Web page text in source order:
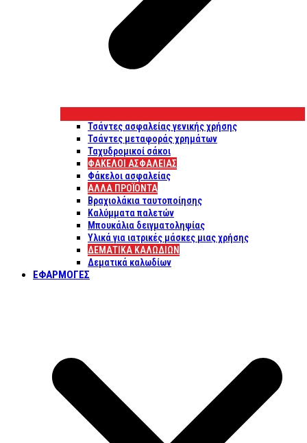
Τσάντες ασφαλείας γενικής χρήσης
Τσάντες μεταφοράς χρημάτων
Ταχυδρομικοί σάκοι
ΦΑΚΕΛΟΙ ΑΣΦΑΛΕΙΑΣ
Φάκελοι ασφαλείας
ΑΛΛΑ ΠΡΟΪΟΝΤΑ
Βραχιολάκια ταυτοποίησης
Καλύμματα παλετών
Μπουκάλια δειγματοληψίας
Υλικά για ιατρικές μάσκες μιας χρήσης
ΔΕΜΑΤΙΚΆ ΚΑΛΩΔΊΩΝ
Δεματικά καλωδίων
ΕΦΑΡΜΟΓΈΣ